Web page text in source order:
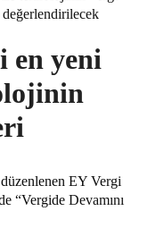
en yeni
EY Vergi
“Vergide Devamını